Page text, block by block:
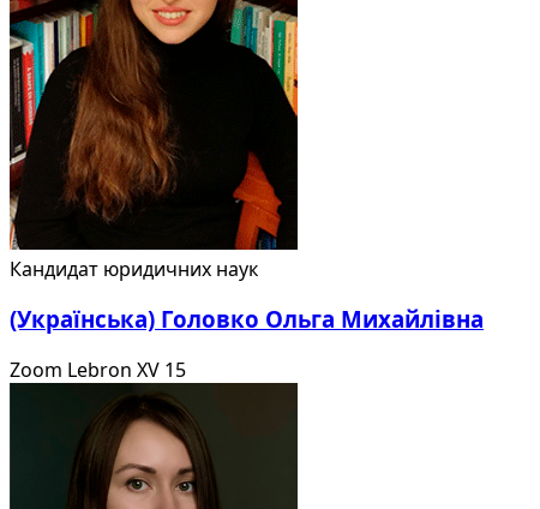
Кандидат юридичних наук
(Українська) Головко Ольга Михайлівна
Zoom Lebron XV 15